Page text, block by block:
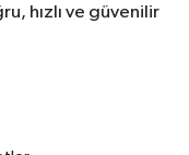
hızlı ve güvenilir